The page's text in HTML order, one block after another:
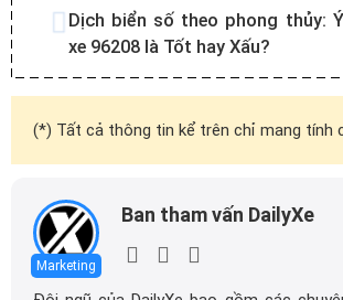
Dịch biển số theo phong thủy:
xe 96208 là Tốt hay Xấu?
(*) Tất cả thông tin kể trên chỉ mang tính
Marketing
Ban tham vấn DailyXe